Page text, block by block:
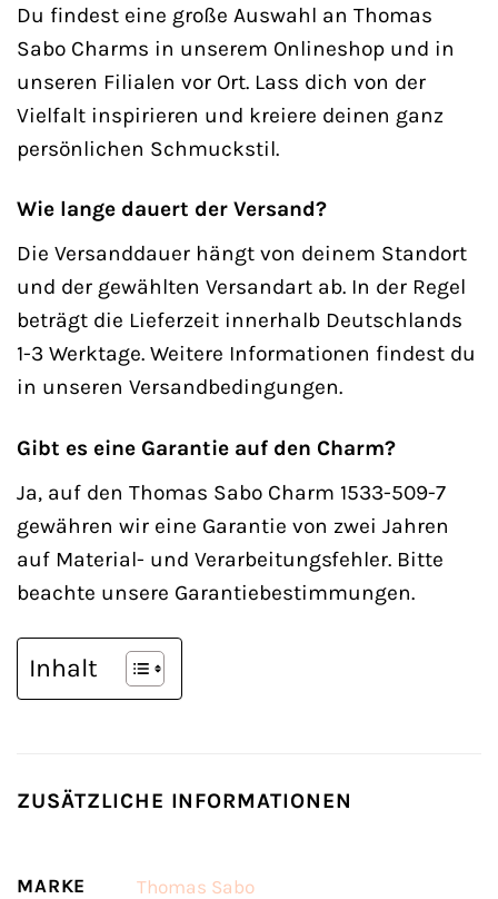
Du findest eine große Auswahl an Thomas
Sabo Charms in unserem Onlineshop und in
unseren Filialen vor Ort. Lass dich von der
Vielfalt inspirieren und kreiere deinen ganz
persönlichen Schmuckstil.
Wie lange dauert der Versand?
Die Versanddauer hängt von deinem Standort
und der gewählten Versandart ab. In der Regel
beträgt die Lieferzeit innerhalb Deutschlands
1-3 Werktage. Weitere Informationen findest du
in unseren Versandbedingungen.
Gibt es eine Garantie auf den Charm?
Ja, auf den Thomas Sabo Charm 1533-509-7
gewähren wir eine Garantie von zwei Jahren
auf Material- und Verarbeitungsfehler. Bitte
beachte unsere Garantiebestimmungen.
Inhalt
ZUSÄTZLICHE INFORMATIONEN
MARKE Thomas Sabo